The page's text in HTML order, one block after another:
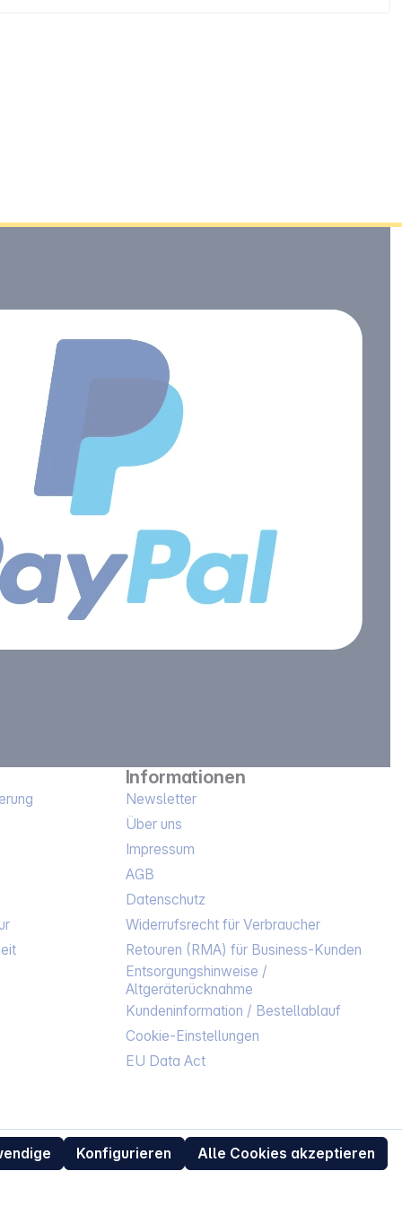
Informationen
Newsletter
Über uns
Impressum
AGB
Datenschutz
Widerrufsrecht für Verbraucher
Retouren (RMA) für Business-Kunden
Entsorgungshinweise /
Altgeräterücknahme
Kundeninformation / Bestellablauf
Cookie-Einstellungen
EU Data Act
Konfigurieren Alle Cookies akzeptieren